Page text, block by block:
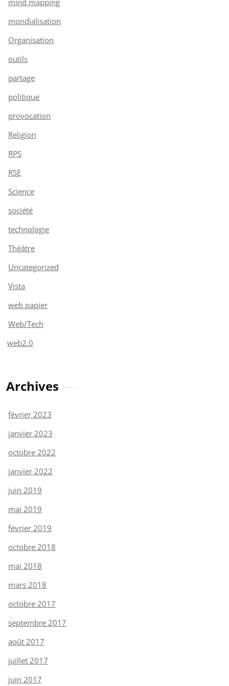
mondialisation
Organisation
outils
partage
politique
provocation
Religion
RPS
RSE
Science
société
technologie
Théâtre
Uncategorized
Vista
web papier
Web/Tech
web2.0
Archives
février 2023
janvier 2023
octobre 2022
janvier 2022
juin 2019
mai 2019
février 2019
octobre 2018
mai 2018
mars 2018
octobre 2017
septembre 2017
août 2017
juillet 2017
juin 2017